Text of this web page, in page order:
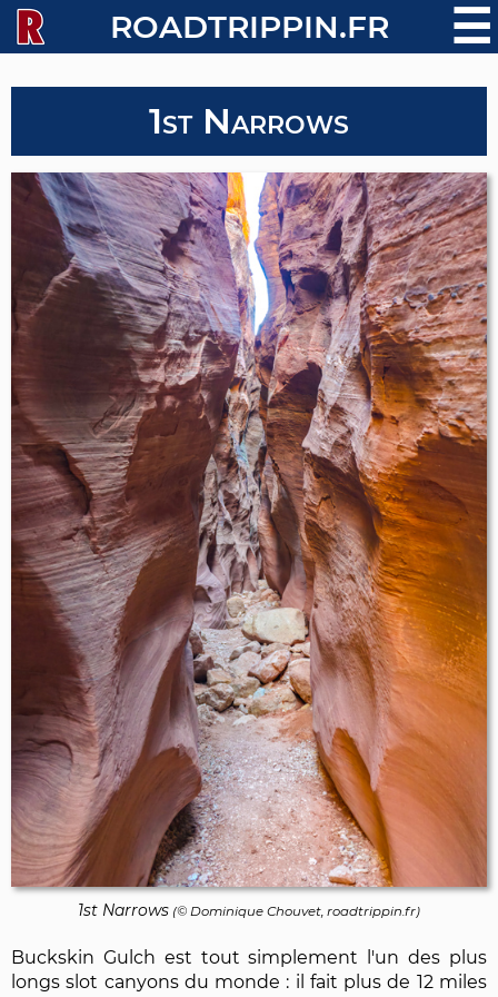
ROADTRIPPIN.FR ☰
1st Narrows
1st Narrows (© Dominique Chouvet, roadtrippin.fr)
Buckskin Gulch est tout simplement l'un des plus
longs slot canyons du monde : il fait plus de 12 miles